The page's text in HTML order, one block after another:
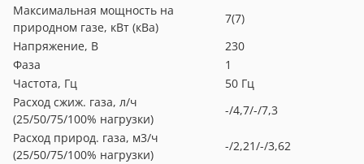
Максимальная мощность на
природном газе, кВт (кВа)
7(7)
Напряжение, В
230
Фаза
1
Частота, Гц
50 Гц
Расход сжиж. газа, л/ч
(25/50/75/100% нагрузки)
-/4,7/-/7,3
Расход природ. газа, м3/ч
(25/50/75/100% нагрузки)
-/2,21/-/3,62